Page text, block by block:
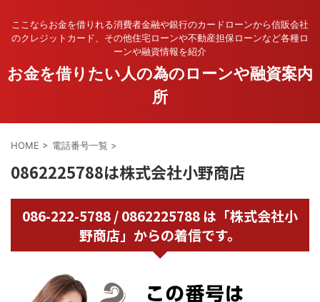
ここならお金を借りれる消費者金融や銀行のカードローンから信販会社
のクレジットカード、その他住宅ローンや不動産担保ローンなど各種ロ
ーンや融資情報を紹介
お金を借りたい人の為のローンや融資案内
所
HOME > 電話番号一覧 >
0862225788は株式会社小野商店
086-222-5788 / 0862225788 は「株式会社小
野商店」からの着信です。